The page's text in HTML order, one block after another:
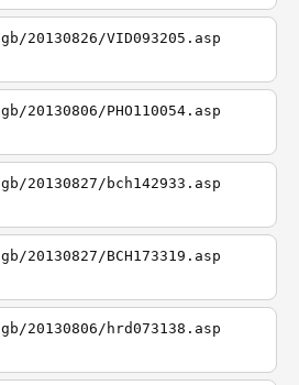
20130826/VID093205.asp
PHO110054.asp
20130827/bch142933.asp
20130827/BCH173319.asp
20130806/hrd073138.asp